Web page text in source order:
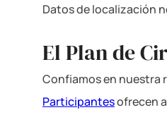
Datos de localización
El Plan de
Confiamos en nuestra
Participantesofrecen